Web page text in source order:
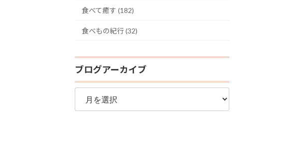
食べて癒す (182)
食べもの紀行 (32)
ブログアーカイブ
ブ
グ